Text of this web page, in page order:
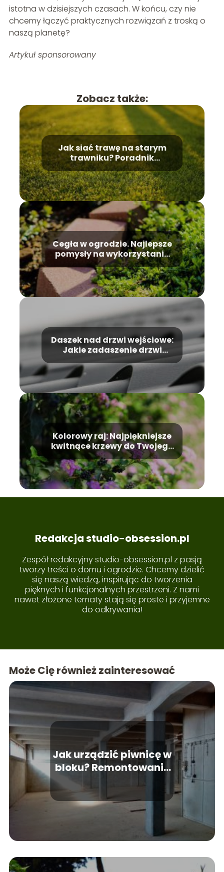
istotna w dzisiejszych czasach. W końcu, czy nie
chcemy łączyć praktycznych rozwiązań z troską o
naszą planetę?
Artykuł sponsorowany
Zobacz także:
Jak siać trawę na starym
trawniku? Poradnik
dosiewania trawy
Cegła w ogrodzie. Najlepsze
pomysły na wykorzystanie
starej cegły
Daszek nad drzwi wejściowe:
Jakie zadaszenie drzwi
wejściowych wybrać?
Kolorowy raj: Najpiękniejsze
kwitnące krzewy do Twojego
ogrodu
Redakcja studio-obsession.pl
Zespół redakcyjny studio-obsession.pl z pasją
tworzy treści o domu i ogrodzie. Chcemy dzielić
się naszą wiedzą, inspirując do tworzenia
pięknych i funkcjonalnych przestrzeni. Z nami
nawet złożone tematy stają się proste i przyjemne
do odkrywania!
Może Cię również zainteresować
Jak urządzić piwnicę w
bloku? Remontowanie